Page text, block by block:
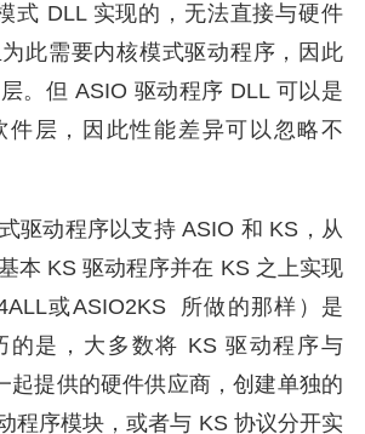
式 DLL 实现的，无法直接与硬件
此需要内核模式驱动程序，因此
。但 ASIO 驱动程序 DLL 可以是
件层，因此性能差异可以忽略不
驱动程序以支持 ASIO 和 KS，从
本 KS 驱动程序并在 KS 之上实现
或ASIO2KS 所做的那样）是
的是，大多数将 KS 驱动程序与
起提供的硬件供应商，创建单独的
程序模块，或者与 KS 协议分开实